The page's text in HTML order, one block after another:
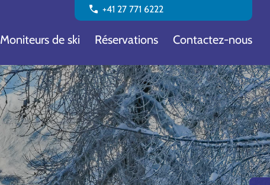
call +41 27 771 6222
Moniteurs de ski Réservations Contactez-nous